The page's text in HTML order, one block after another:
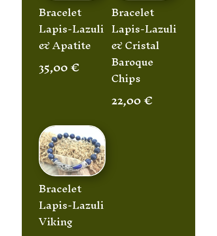
Bracelet
Lapis-Lazuli
& Apatite
35,00€
Bracelet
Lapis-Lazuli
& Cristal
Baroque
Chips
22,00€
Bracelet
Lapis-Lazuli
Viking